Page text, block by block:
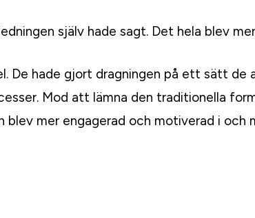
själv hade sagt. Det hela blev
De hade gjort dragningen på ett sätt de
Mod att lämna den traditionella
blev mer engagerad och motiverad i